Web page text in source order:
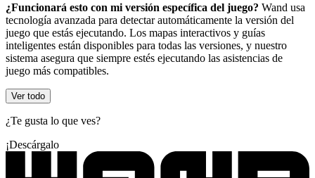
¿Funcionará esto con mi versión específica del juego? Wand usa
tecnología avanzada para detectar automáticamente la versión del
juego que estás ejecutando. Los mapas interactivos y guías
inteligentes están disponibles para todas las versiones, y nuestro
sistema asegura que siempre estés ejecutando las asistencias de
juego más compatibles.
Ver todo
¿Te gusta lo que ves?
¡Descárgalo